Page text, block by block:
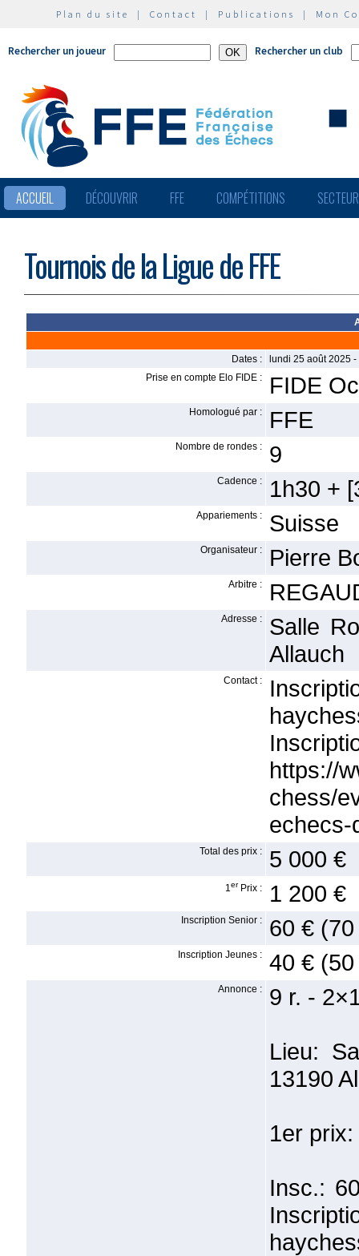
Plan du site | Contact | Publications | Mon
Rechercher un joueur Rechercher un club
ACCUEIL DÉCOUVRIR FFE COMPÉTITIONS
Tournois de la Ligue de FFE
Dates :
lundi 25 août 2025
Prise en compte Elo FIDE :
FIDE
Homologué par : FFE
Nombre de rondes : 9
Cadence : 1h30 +
Appariements : Suisse
Organisateur : Pierre
Arbitre :
Adresse :
Salle
Allauch
Contact :
https://
chess/
echecs-
Total des prix : 5 000 €
1er Prix : 1 200 €
Inscription Senior : 60 €
Inscription Jeunes : 40 €
Annonce : 9 r. -
Lieu:
13190
1er
Insc.: